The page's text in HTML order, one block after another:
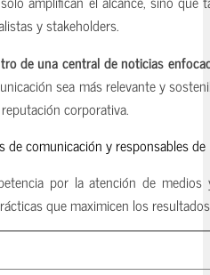
y stakeholders.
de una central de noticias
sea más relevante y
corporativa.
de comunicación y responsables de
por la atención de medios
que maximicen los